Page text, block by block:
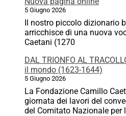
5 Giugno 2026
Il nostro piccolo dizionario
arricchisce di una nuova
Caetani (1270
DAL TRIONFO AL
il mondo (1623-1644)
5 Giugno 2026
La Fondazione Camillo
giornata dei lavori del
del Comitato Nazionale per